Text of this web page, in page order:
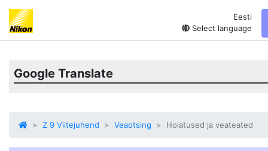
Eesti
Select language
Google Translate
Z 9 Viitejuhend Veaotsing Hoiatused ja veateated